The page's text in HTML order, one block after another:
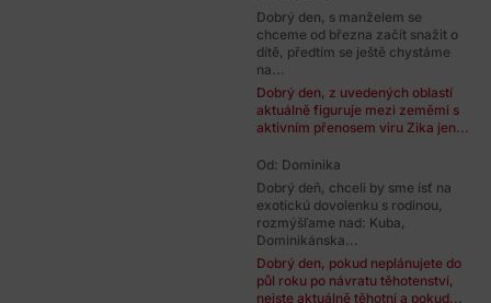
Dobrý den, s manželem se
chceme od března začít snažit o
dítě, předtím se ještě chystáme
na...
Dobrý den, z uvedených oblastí
aktuálně figuruje mezi zeměmi s
aktivním přenosem viru Zika jen...
Od: Dominika
Dobrý deň, chceli by sme ísť na
exotickú dovolenku s rodinou,
rozmýšľame nad: Kuba,
Dominikánska...
Dobrý den, pokud neplánujete do
půl roku po návratu těhotenství,
nejste aktuálně těhotní a pokud...